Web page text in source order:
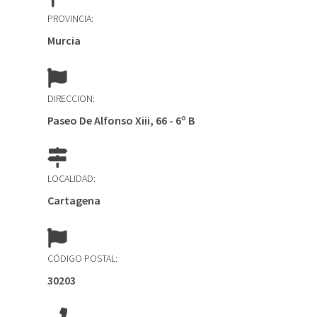
PROVINCIA:
Murcia
DIRECCION:
Paseo De Alfonso Xiii, 66 - 6º B
LOCALIDAD:
Cartagena
CÓDIGO POSTAL:
30203